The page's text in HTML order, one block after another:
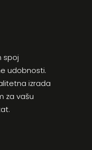
spoj
udobnosti.
izrada
za vašu